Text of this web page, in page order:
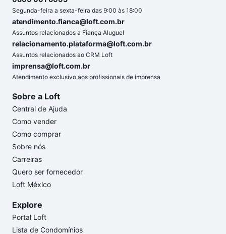
Segunda-feira a sexta-feira das 9:00 às 18:00
atendimento.fianca@loft.com.br
Assuntos relacionados a Fiança Aluguel
relacionamento.plataforma@loft.com.br
Assuntos relacionados ao CRM Loft
imprensa@loft.com.br
Atendimento exclusivo aos profissionais de imprensa
Sobre a Loft
Central de Ajuda
Como vender
Como comprar
Sobre nós
Carreiras
Quero ser fornecedor
Loft México
Explore
Portal Loft
Lista de Condomínios